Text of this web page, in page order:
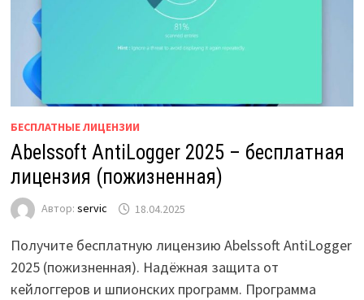
БЕСПЛАТНЫЕ ЛИЦЕНЗИИ
Abelssoft AntiLogger 2025 – бесплатная
лицензия (пожизненная)
Автор: servic 18.04.2025
Получите бесплатную лицензию Abelssoft AntiLogger
2025 (пожизненная). Надёжная защита от
кейлоггеров и шпионских программ. Программа